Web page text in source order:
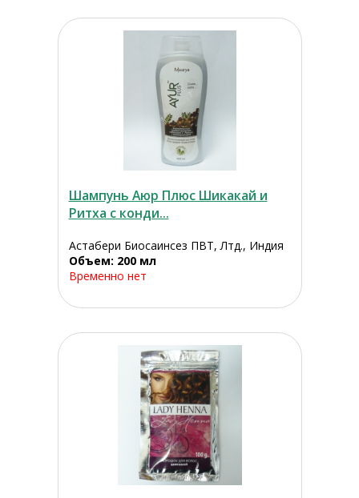
Шампунь Аюр Плюс Шикакай и
Ритха с конди...
Астабери Биосаинсез ПВТ, Лтд., Индия
Объем: 200 мл
Временно нет